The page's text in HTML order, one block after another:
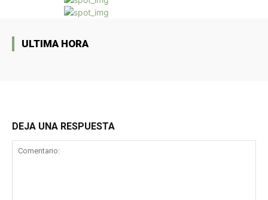
ULTIMA HORA
DEJA UNA RESPUESTA